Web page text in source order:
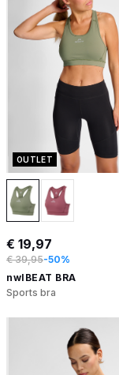
OUTLET
€ 19,97
€ 39,95-50%
nwlBEAT BRA
Sports bra